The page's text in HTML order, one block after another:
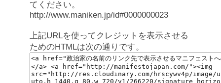
てください。
http://www.maniken.jp/id#0000000023
上記URLを使ってクレジットを表示させる
ためのHTMLは次の通りです。